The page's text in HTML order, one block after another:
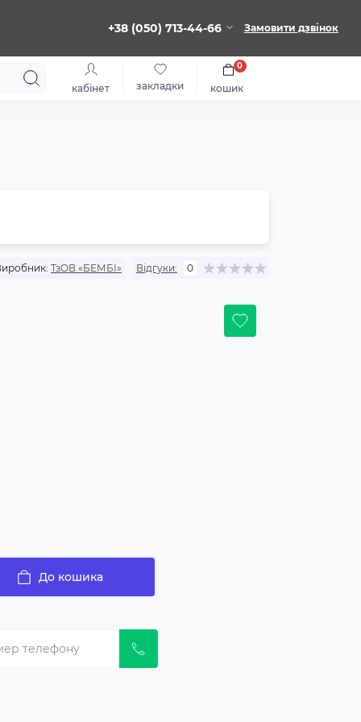
+38 (050) 713-44-66 Замовити дзвінок
кабінет закладки кошик
0
ТзОВ «БЕМБІ» Відгуки: 0
До кошика